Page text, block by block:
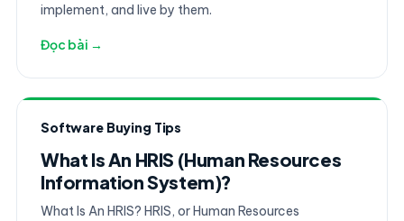
implement, and live by them.
Đọc bài →
Software Buying Tips
What Is An HRIS (Human Resources
Information System)?
What Is An HRIS? HRIS, or Human Resources